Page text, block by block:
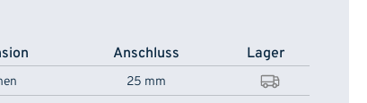
Anschluss Lager
25 mm